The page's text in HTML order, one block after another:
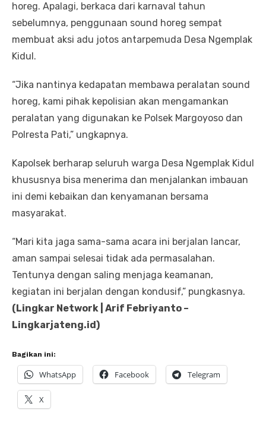
horeg. Apalagi, berkaca dari karnaval tahun
sebelumnya, penggunaan sound horeg sempat
membuat aksi adu jotos antarpemuda Desa Ngemplak
Kidul.
“Jika nantinya kedapatan membawa peralatan sound
horeg, kami pihak kepolisian akan mengamankan
peralatan yang digunakan ke Polsek Margoyoso dan
Polresta Pati,” ungkapnya.
Kapolsek berharap seluruh warga Desa Ngemplak Kidul
khususnya bisa menerima dan menjalankan imbauan
ini demi kebaikan dan kenyamanan bersama
masyarakat.
“Mari kita jaga sama-sama acara ini berjalan lancar,
aman sampai selesai tidak ada permasalahan.
Tentunya dengan saling menjaga keamanan,
kegiatan ini berjalan dengan kondusif,” pungkasnya.
(Lingkar Network | Arif Febriyanto –
Lingkarjateng.id)
Bagikan ini:
WhatsApp Facebook Telegram
X